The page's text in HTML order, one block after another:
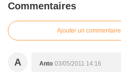
Commentaires
Ajouter un commentaire
A Anto 03/05/2011 14:16